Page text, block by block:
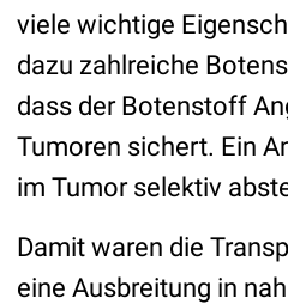
viele wichtige
dazu zahlreiche
dass der Botenstoff
Tumoren sichert. Ein
im Tumor selektiv
Damit waren die
eine Ausbreitung in